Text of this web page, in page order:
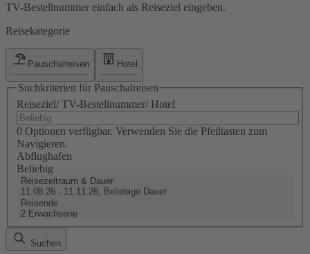
TV-Bestellnummer einfach als Reiseziel eingeben.
Reisekategorie
Pauschalreisen Hotel
Suchkriterien für Pauschalreisen
Reiseziel/ TV-Bestellnummer/ Hotel
0 Optionen verfügbar. Verwenden Sie die Pfeiltasten zum
Navigieren.
Abflughafen
Beliebig
Reisezeitraum & Dauer
11.08.26 - 11.11.26, Beliebige Dauer
Reisende
2 Erwachsene
Suchen